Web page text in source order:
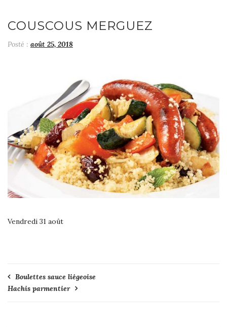
COUSCOUS MERGUEZ
Posté : août 25, 2018
Vendredi 31 août
Navigation
de
Boulettes sauce liégeoise
Hachis parmentier